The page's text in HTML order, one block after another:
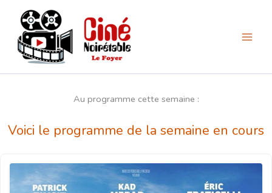
contenu
Au programme cette semaine :
Voici le programme de la semaine en cours